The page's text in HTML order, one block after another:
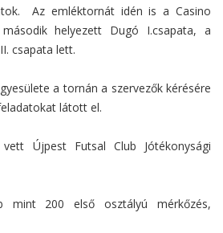
Az emléktornát idén is a Casino
helyezett Dugó I.csapata, a
csapata lett.
a tornán a szervezők kérésére
látott el.
Újpest Futsal Club Jótékonysági
mint 200 első osztályú mérkőzés,